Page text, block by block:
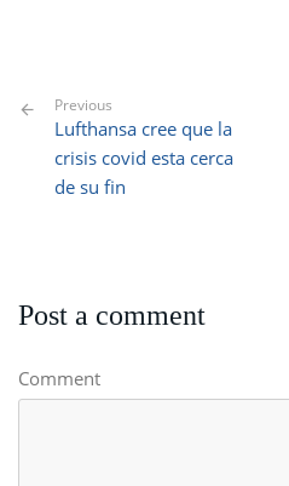
Previous
Lufthansa cree que la
crisis covid esta cerca
de su fin
Post a comment
Comment